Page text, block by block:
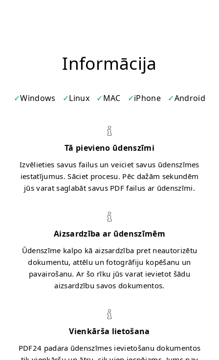
Informācija
Windows Linux MAC iPhone Android
Tā pievieno ūdenszīmi
Izvēlieties savus failus un veiciet savus ūdenszīmes
iestatījumus. Sāciet procesu. Pēc dažām sekundēm
jūs varat saglabāt savus PDF failus ar ūdenszīmi.
Aizsardzība ar ūdenszīmēm
Ūdenszīme kalpo kā aizsardzība pret neautorizētu
dokumentu, attēlu un fotogrāfiju kopēšanu un
pavairošanu. Ar šo rīku jūs varat ievietot šādu
aizsardzību savos dokumentos.
Vienkārša lietošana
PDF24 padara ūdenszīmes ievietošanu dokumentos